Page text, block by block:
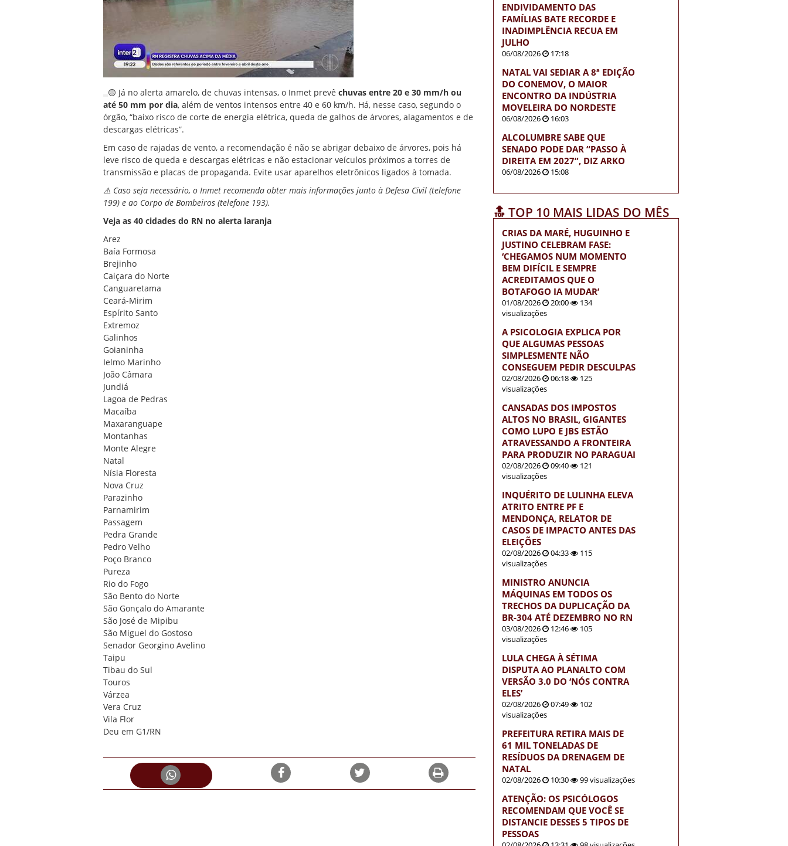
🟡 Já no alerta amarelo, de chuvas intensas, o Inmet prevê chuvas entre 20 e 30 mm/h ou
até 50 mm por dia, além de ventos intensos entre 40 e 60 km/h. Há, nesse caso, segundo o
órgão, “baixo risco de corte de energia elétrica, queda de galhos de árvores, alagamentos e de
descargas elétricas”.
Em caso de rajadas de vento, a recomendação é não se abrigar debaixo de árvores, pois há
leve risco de queda e descargas elétricas e não estacionar veículos próximos a torres de
transmissão e placas de propaganda. Evite usar aparelhos eletrônicos ligados à tomada.
⚠️ Caso seja necessário, o Inmet recomenda obter mais informações junto à Defesa Civil (telefone
199) e ao Corpo de Bombeiros (telefone 193).
Veja as 40 cidades do RN no alerta laranja
Arez
Baía Formosa
Brejinho
Caiçara do Norte
Canguaretama
Ceará-Mirim
Espírito Santo
Extremoz
Galinhos
Goianinha
Ielmo Marinho
João Câmara
Jundiá
Lagoa de Pedras
Macaíba
Maxaranguape
Montanhas
Monte Alegre
Natal
Nísia Floresta
Nova Cruz
Parazinho
Parnamirim
Passagem
Pedra Grande
Pedro Velho
Poço Branco
Pureza
Rio do Fogo
São Bento do Norte
São Gonçalo do Amarante
São José de Mipibu
São Miguel do Gostoso
Senador Georgino Avelino
Taipu
Tibau do Sul
Touros
Várzea
Vera Cruz
Vila Flor
Deu em G1/RN
ENDIVIDAMENTO DAS
FAMÍLIAS BATE RECORDE E
INADIMPLÊNCIA RECUA EM
JULHO
06/08/2026 17:18
NATAL VAI SEDIAR A 8ª EDIÇÃO
DO CONEMOV, O MAIOR
ENCONTRO DA INDÚSTRIA
MOVELEIRA DO NORDESTE
06/08/2026 16:03
ALCOLUMBRE SABE QUE
SENADO PODE DAR “PASSO À
DIREITA EM 2027”, DIZ ARKO
06/08/2026 15:08
🔝 TOP 10 MAIS LIDAS DO MÊS
CRIAS DA MARÉ, HUGUINHO E
JUSTINO CELEBRAM FASE:
‘CHEGAMOS NUM MOMENTO
BEM DIFÍCIL E SEMPRE
ACREDITAMOS QUE O
BOTAFOGO IA MUDAR’
01/08/2026 20:00
134
visualizações
A PSICOLOGIA EXPLICA POR
QUE ALGUMAS PESSOAS
SIMPLESMENTE NÃO
CONSEGUEM PEDIR DESCULPAS
02/08/2026 06:18
125
visualizações
CANSADAS DOS IMPOSTOS
ALTOS NO BRASIL, GIGANTES
COMO LUPO E JBS ESTÃO
ATRAVESSANDO A FRONTEIRA
PARA PRODUZIR NO PARAGUAI
02/08/2026 09:40
121
visualizações
INQUÉRITO DE LULINHA ELEVA
ATRITO ENTRE PF E
MENDONÇA, RELATOR DE
CASOS DE IMPACTO ANTES DAS
ELEIÇÕES
02/08/2026 04:33
115
visualizações
MINISTRO ANUNCIA
MÁQUINAS EM TODOS OS
TRECHOS DA DUPLICAÇÃO DA
BR-304 ATÉ DEZEMBRO NO RN
03/08/2026 12:46
105
visualizações
LULA CHEGA À SÉTIMA
DISPUTA AO PLANALTO COM
VERSÃO 3.0 DO ‘NÓS CONTRA
ELES’
02/08/2026 07:49
102
visualizações
PREFEITURA RETIRA MAIS DE
61 MIL TONELADAS DE
RESÍDUOS DA DRENAGEM DE
NATAL
02/08/2026 10:30 99 visualizações
ATENÇÃO: OS PSICÓLOGOS
RECOMENDAM QUE VOCÊ SE
DISTANCIE DESSES 5 TIPOS DE
PESSOAS